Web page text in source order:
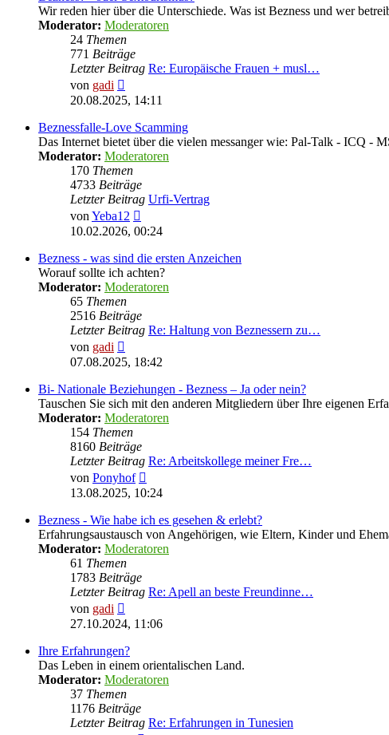
Wir reden hier über die Unterschiede. Was ist Bezness und wer
Moderator: Moderatoren
24 Themen
771 Beiträge
Letzter Beitrag Re: Europäische Frauen + musl…
von gadi
Beitrag
20.08.2025, 14:11
Beznessfalle-Love Scamming
Das Internet bietet über die vielen messanger wie: Pal-Talk - ICQ -
Moderator: Moderatoren
170 Themen
4733 Beiträge
Letzter Beitrag Urfi-Vertrag
von Yeba12
Beitrag
10.02.2026, 00:24
Bezness - was sind die ersten Anzeichen
Worauf sollte ich achten?
Moderator: Moderatoren
65 Themen
2516 Beiträge
Letzter Beitrag Re: Haltung von Beznessern zu…
von gadi
Beitrag
07.08.2025, 18:42
Bi- Nationale Beziehungen - Bezness – Ja oder nein?
Tauschen Sie sich mit den anderen Mitgliedern über Ihre eigenen
Moderator: Moderatoren
154 Themen
8160 Beiträge
Letzter Beitrag Re: Arbeitskollege meiner Fre…
von Ponyhof
Beitrag
13.08.2025, 10:24
Bezness - Wie habe ich es gesehen & erlebt?
Erfahrungsaustausch von Angehörigen, wie Eltern, Kinder und
Moderator: Moderatoren
61 Themen
1783 Beiträge
Letzter Beitrag Re: Apell an beste Freundinne…
von gadi
Beitrag
27.10.2024, 11:06
Ihre Erfahrungen?
Das Leben in einem orientalischen Land.
Moderator: Moderatoren
37 Themen
1176 Beiträge
Letzter Beitrag Re: Erfahrungen in Tunesien